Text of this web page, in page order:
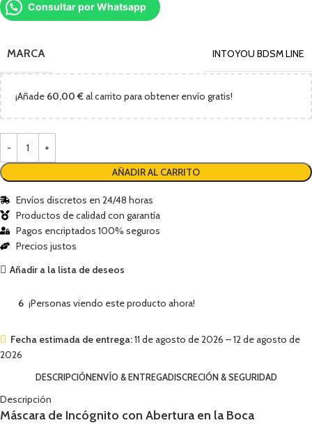
Consultar por Whatsapp
MARCA INTOYOU BDSM LINE
¡Añade 60,00 €al carrito para obtener envío gratis!
AÑADIR AL CARRITO
Envíos discretos en 24/48 horas
Productos de calidad con garantía
Pagos encriptados 100% seguros
Precios justos
Añadir a la lista de deseos
6 ¡Personas viendo este producto ahora!
Fecha estimada de entrega:11 de agosto de 2026 – 12 de agosto de
2026
DESCRIPCIÓNENVÍO & ENTREGADISCRECIÓN & SEGURIDAD
Descripción
Máscara de Incógnito con Abertura en la Boca